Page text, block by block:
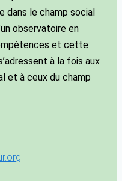
dans le champ social
observatoire en
et cette
à la fois aux
et à ceux du champ